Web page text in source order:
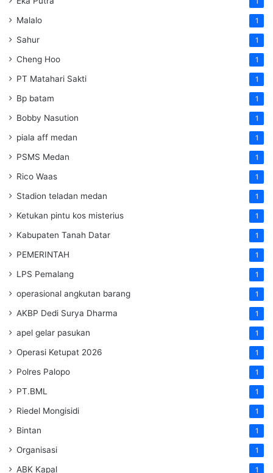
Malalo 1
Sahur 1
Cheng Hoo 1
PT Matahari Sakti 1
Bp batam 1
Bobby Nasution 1
piala aff medan 1
PSMS Medan 1
Rico Waas 1
Stadion teladan medan 1
Ketukan pintu kos misterius 1
Kabupaten Tanah Datar 1
PEMERINTAH 1
LPS Pemalang 1
operasional angkutan barang 1
AKBP Dedi Surya Dharma 1
apel gelar pasukan 1
Operasi Ketupat 2026 1
Polres Palopo 1
PT.BML 1
Riedel Mongisidi 1
Bintan 1
Organisasi 1
ABK Kapal 1